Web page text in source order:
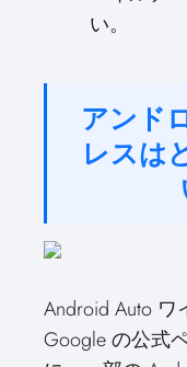
い。
アンド
レスは
Android Auto ワ
Google の公式